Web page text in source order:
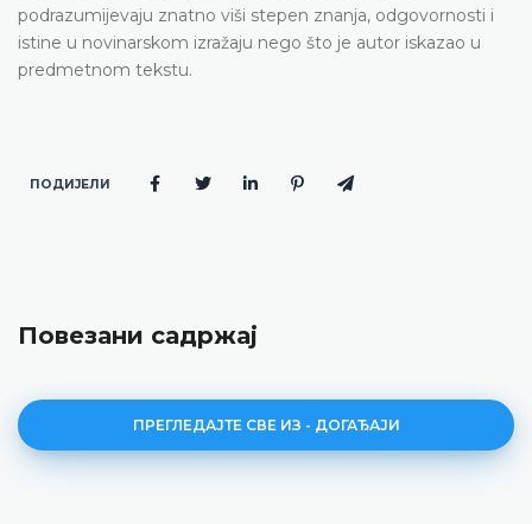
podrazumijevaju znatno viši stepen znanja, odgovornosti i
istine u novinarskom izražaju nego što je autor iskazao u
predmetnom tekstu.
ПОДИЈЕЛИ
Повезани садржај
ПРЕГЛЕДАЈТЕ СВЕ ИЗ - ДОГАЂАЈИ